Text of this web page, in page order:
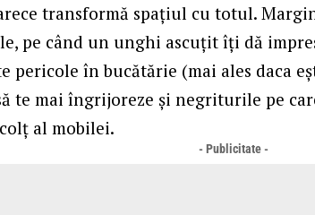
transformă spațiul cu totul.
pe când un unghi ascuțit îți dă
pericole în bucătărie (mai ales daca
te mai îngrijoreze și negriturile pe
al mobilei.
- Publicitate -